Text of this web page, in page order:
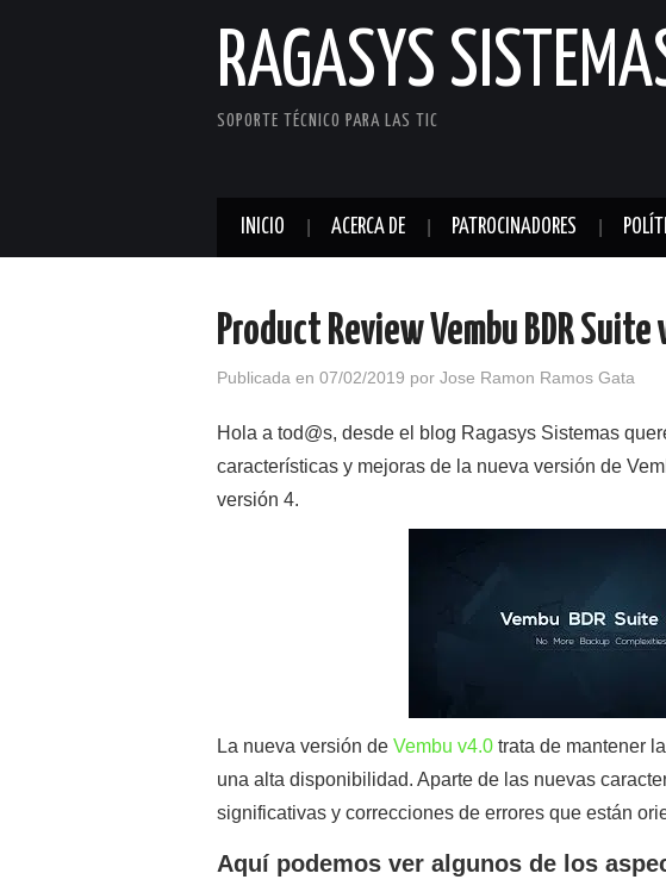
RAGASYS
SOPORTE TÉCNICO PARA LAS TIC
INICIO ACERCA DE PATROCINADORES
Product Review Vembu BDR Suite
Publicada en 07/02/2019 por Jose Ramon Ramos Gata
Hola a tod@s, desde el blog Ragasys Sistemas
características y mejoras de la nueva versión de
versión 4.
La nueva versión de Vembu v4.0 trata de mantener
una alta disponibilidad. Aparte de las nuevas
significativas y correcciones de errores que están
Aquí podemos ver algunos de los